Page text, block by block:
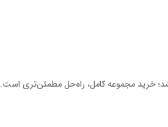
خرید مجموعه کامل، راه‌حل مطمئن‌تری است.